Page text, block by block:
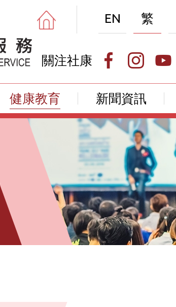
EN 繁
關注社康
健康教育 新聞資訊